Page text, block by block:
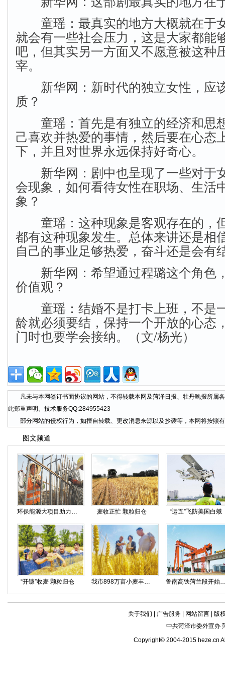
童瑶：最真实的地方大概就在于
就会有一些社会压力，这是大家都能
吧，但其实另一方面又不愿意被这种
宰。
新华网：新时代的独立女性，应
质？
童瑶：首先是有独立的经济和思
己喜欢并热爱的事情，然后要在心态
下，并且对世界永远保持好奇心。
新华网：剧中也呈现了一些对于
会现象，如何看待女性在职场、生活
象？
童瑶：这种现象是客观存在的，
都有这种现象发生。总体来讲还是相
自己的事业足够热爱，奋斗还是会有
新华网：希望通过程璐这个角色
价值观？
童瑶：结婚不是打卡上班，不是
龄就必须要结，保持一个开放的心态
门时也要学会接纳。（文/杨光）
凡未与本网签订书面协议的网站，不得转载本网及菏泽日报、牡丹晚报所属
此郑重声明。技术服务QQ:284955423
部分网站的侵权行为，如擅自转载、更改消息来源以及抄袭等，本网将按照
图文频道
麦收正忙 颗粒归仓 “运五”飞防美国白蛾
“开镰”收麦 颗粒归仓
关于我们 | 广告服务| 网站留言| 版
中共菏泽市委外宣办
Copyright© 2004-2015 heze.cn